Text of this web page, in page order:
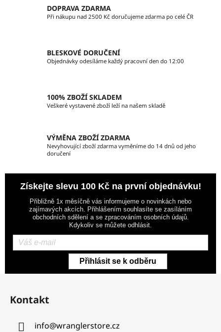
á
d
í
p
k
y
p
i
u
DOPRAVA ZDARMA
Při nákupu nad 2500 Kč doručujeme zdarma po celé ČR
BLESKOVÉ DORUČENÍ
Objednávky odesíláme každý pracovní den do 12:00
100% ZBOŽÍ SKLADEM
Veškeré vystavené zboží leží na našem skladě
VÝMĚNA ZBOŽÍ ZDARMA
Nevyhovující zboží zdarma vyměníme do 14 dnů od jeho
doručení
Získejte slevu 100 Kč na první objednávku!
Přibližně 1x měsíčně vás informujeme o novinkách nebo
zajímavých akcích. Přihlášením souhlasíte se zasíláním
obchodních sdělení a se zpracováním osobních údajů.
Kdykoliv se můžete odhlásit.
Přihlásit se k odběru
Kontakt
info@wranglerstore.cz